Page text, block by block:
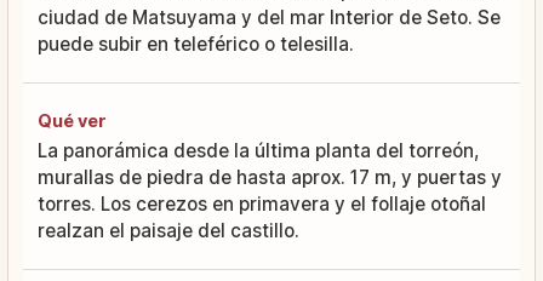
ciudad de Matsuyama y del mar Interior de Seto. Se
puede subir en teleférico o telesilla.
Qué ver
La panorámica desde la última planta del torreón,
murallas de piedra de hasta aprox. 17 m, y puertas y
torres. Los cerezos en primavera y el follaje otoñal
realzan el paisaje del castillo.